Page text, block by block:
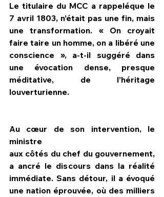
Le titulaire du MCC a rappeléque le
7 avril 1803, n’était pas une fin, mais
une transformation. « On croyait
faire taire un homme, on a libéré une
conscience », a-t-il suggéré dans
une évocation dense, presque
méditative, de l’héritage
louverturienne.
Au cœur de son intervention, le
ministre
aux côtés du chef du gouvernement,
a ancré le discours dans la réalité
immédiate. Sans détour, il a évoqué
une nation éprouvée, où des milliers